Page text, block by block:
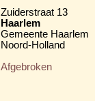
Zuiderstraat 13
Haarlem
Gemeente Haarlem
Noord-Holland
Afgebroken